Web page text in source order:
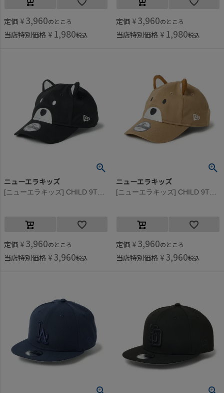
定価 ¥ 3,960のところ
当店特別価格 ¥ 1,980税込
定価 ¥ 3,960のところ
当店特別価格 ¥ 1,980税込
ニューエラキッズ
定価 ¥ 3,960のところ
当店特別価格 ¥ 3,960税込
ニューエラキッズ
定価 ¥ 3,960のところ
当店特別価格 ¥ 3,960税込